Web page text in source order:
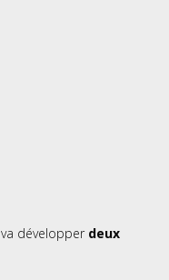
va développer deux